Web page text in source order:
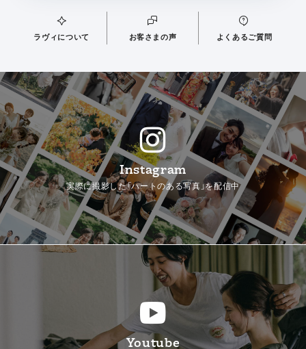
ラヴィについて お客さまの声 よくあるご質問
Instagram
実際に撮影した「ハートのある写真」を配信中
Youtube